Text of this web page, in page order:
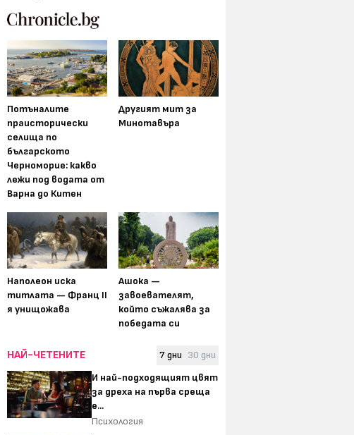
Потъналите
праисторически
селища по
българското
Черноморие: какво
лежи под водата от
Варна до Китен
Другият мит за
Минотавъра
Наполеон иска
титлата — Франц II
я унищожава
Ашока —
завоевателят,
който съжалява за
победата си
НАЙ-ЧЕТЕНИТЕ 7 дни 30 дни
И най-подходящият цвят
за дреха на първа среща
е...
Психология